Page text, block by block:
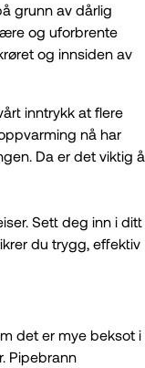
grunn av dårlig
og uforbrente
og innsiden av
inntrykk at flere
nå har
Da er det viktig å
Sett deg inn i ditt
du trygg, effektiv
det er mye beksot i
Pipebrann